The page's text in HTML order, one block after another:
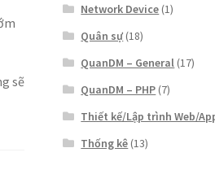
sẽ
Network Device (1)
Quân sự (18)
QuanDM – General (17)
QuanDM – PHP (7)
Thiết kế/Lập trình Web/
Thống kê (13)